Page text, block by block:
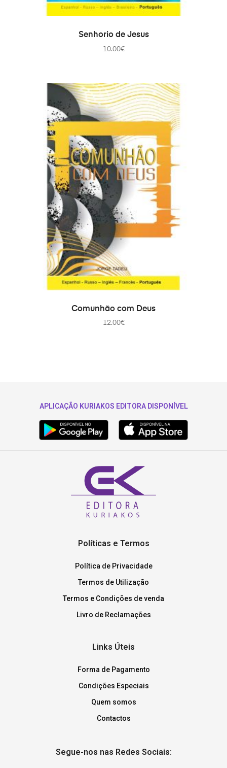
ДОДАТИ В КОШИК
Senhorio de Jesus
10.00€
ДОДАТИ В КОШИК
Comunhão com Deus
12.00€
APLICAÇÃO KURIAKOS EDITORA DISPONÍVEL
Políticas e Termos
Política de Privacidade
Termos de Utilização
Termos e Condições de venda
Livro de Reclamações
Links Úteis
Forma de Pagamento
Condições Especiais
Quem somos
Contactos
Segue-nos nas Redes Sociais: